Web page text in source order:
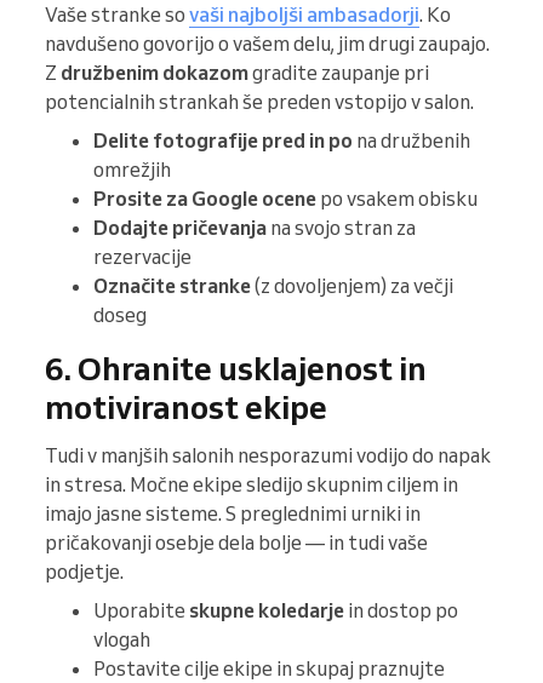
Vaše stranke so vaši najboljši ambasadorji. Ko
navdušeno govorijo o vašem delu, jim drugi zaupajo.
Z družbenim dokazomgradite zaupanje pri
potencialnih strankah še preden vstopijo v salon.
Delite fotografije pred in po na družbenih
omrežjih
Prosite za Google ocene po vsakem obisku
Dodajte pričevanja na svojo stran za
rezervacije
Označite stranke(z dovoljenjem) za večji
doseg
6. Ohranite usklajenost in
motiviranost ekipe
Tudi v manjših salonih nesporazumi vodijo do napak
in stresa. Močne ekipe sledijo skupnim ciljem in
imajo jasne sisteme. S preglednimi urniki in
pričakovanji osebje dela bolje — in tudi vaše
podjetje.
Uporabite skupne koledarje in dostop po
vlogah
Postavite cilje ekipe in skupaj praznujte